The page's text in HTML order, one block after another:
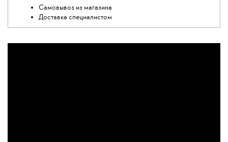
Самовывоз из магазина
Доставка специалистом